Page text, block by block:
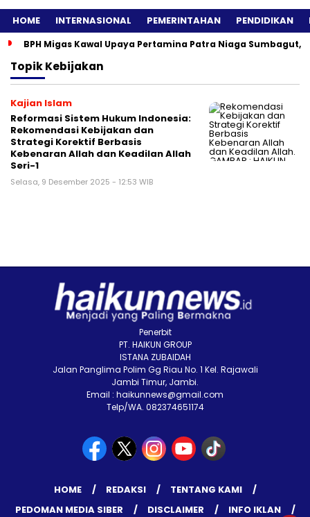
HOME INTERNASIONAL PEMERINTAHAN PENDIDIKAN
BPH Migas Kawal Upaya Pertamina Patra Niaga Sumbagut,
TopikKebijakan
Kajian Islam
Reformasi Sistem Hukum Indonesia:
Rekomendasi Kebijakan dan
Strategi Korektif Berbasis
Kebenaran Allah dan Keadilan Allah
Seri-1
Selasa, 9 Desember 2025 - 12:53 WIB
Penerbit
PT. HAIKUN GROUP
ISTANA ZUBAIDAH
Jalan Panglima Polim Gg Riau No. 1 Kel. Rajawali
Jambi Timur, Jambi.
Email : haikunnews@gmail.com
Telp/WA. 082374651174
HOME REDAKSI
TENTANG KAMI
PEDOMAN MEDIA SIBER
DISCLAIMER INFO IKLAN